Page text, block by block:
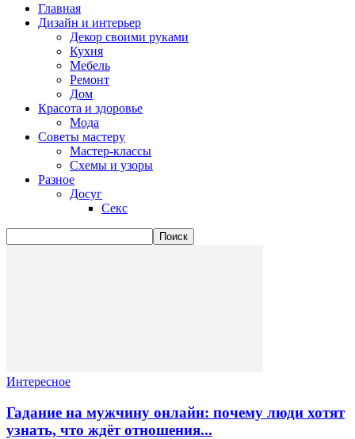
Главная
Дизайн и интерьер
Декор своими руками
Кухня
Мебель
Ремонт
Дом
Красота и здоровье
Мода
Советы мастеру
Мастер-классы
Схемы и узоры
Разное
Досуг
Секс
Интересное
Гадание на мужчину онлайн: почему люди хотят
узнать, что ждёт отношения...